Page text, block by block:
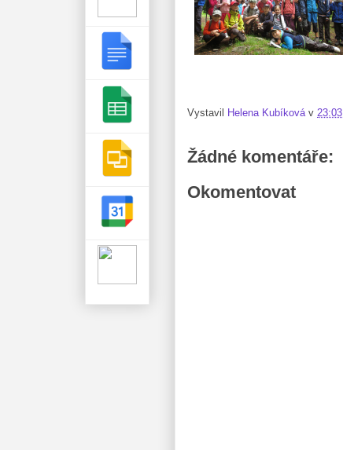
Vystavil Helena Kubíková v 23:03
Žádné komentáře:
Okomentovat